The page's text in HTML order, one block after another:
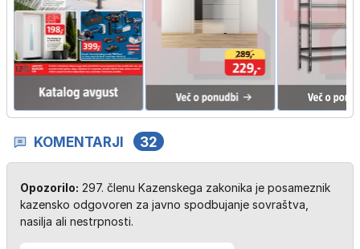
KOMENTARJI 32
Opozorilo: 297. členu Kazenskega zakonika je posameznik
kazensko odgovoren za javno spodbujanje sovraštva,
nasilja ali nestrpnosti.